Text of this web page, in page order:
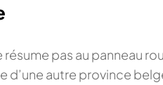
résume pas au panneau
d’une autre province